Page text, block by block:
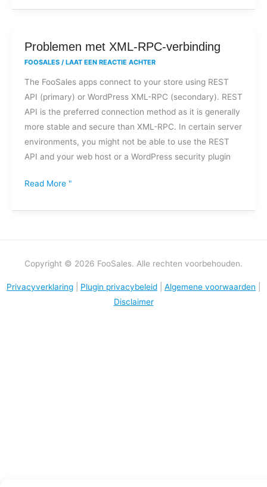
Problemen met XML-RPC-verbinding
FOOSALES / LAAT EEN REACTIE ACHTER
The FooSales apps connect to your store using REST
API (primary) or WordPress XML-RPC (secondary). REST
API is the preferred connection method as it is generally
more stable and secure than XML-RPC. In certain server
environments, you might not be able to use the REST
API and your web host or a WordPress security plugin
Problemen
met
verbinding
Read More "
Copyright © 2026 FooSales. Alle rechten voorbehouden.
Privacyverklaring Plugin privacybeleid Algemene voorwaarden
Disclaimer